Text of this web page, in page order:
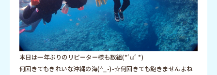
本日は一年ぶりのリピーター様も数組(*‘ω‘ *)
何回きてもきれいな沖縄の海(^_-)-☆何回きても飽きませんよね